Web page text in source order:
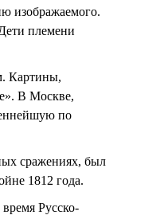
изображаемого.
племени
Картины,
В Москве,
по
сражениях, был
1812 года.
Русско-